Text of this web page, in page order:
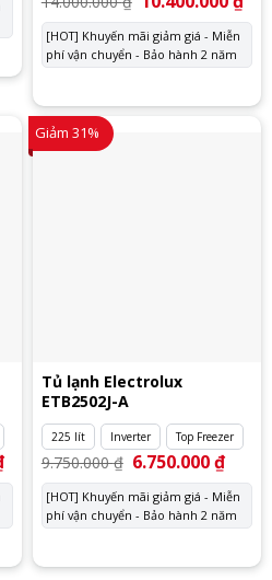
10.150.000 ₫.
gốc
là:
14.000.000 ₫.
tại
[HOT] Khuyến mãi giảm giá - Miễn
phí vận chuyển - Bảo hành 2 năm
Giá
tại
12.350.000 ₫.
Giảm 31%
Tủ lạnh Electrolux
ETB2502J-A
225 lít Inverter Top Freezer
9.750.000₫ Giá
gốc
là:
9.750.000 ₫.
6.750.000₫Giá
tại
là:
[HOT] Khuyến mãi giảm giá - Miễn
phí vận chuyển - Bảo hành 2 năm